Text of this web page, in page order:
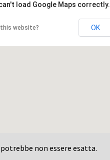
load Google Maps correctly.
this website? OK
non essere esatta.